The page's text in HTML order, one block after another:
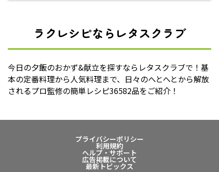
ラクレシピならレタスクラブ
今日の夕飯のおかず&献立を探すならレタスクラブで！基
本の定番料理から人気料理まで、日々のへとへとから解放
されるプロ監修の簡単レシピ36582品をご紹介！
プライバシーポリシー
利用規約
ヘルプ・サポート
広告掲載について
最新トピックス